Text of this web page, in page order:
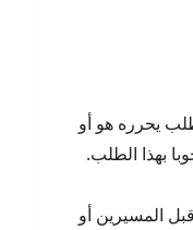
يحرره هو أو
بهذا الطلب.
المسيرين أو